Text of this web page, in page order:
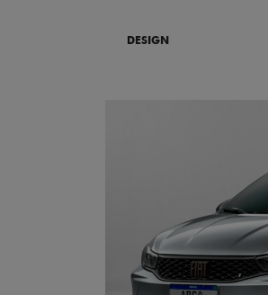
DESIGN